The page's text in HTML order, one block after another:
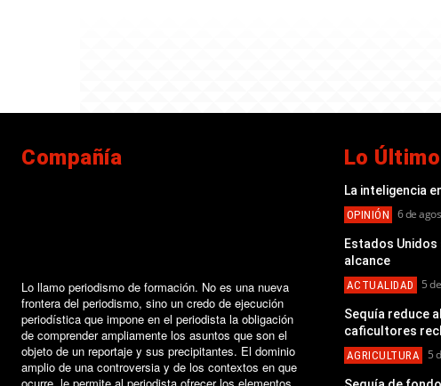
Compañía
Lo llamo periodismo de formación. No es una nueva
frontera del periodismo, sino un credo de ejecución
periodística que impone en el periodista la obligación
de comprender ampliamente los asuntos que son el
objeto de un reportaje y sus precipitantes. El dominio
amplio de una controversia y de los contextos en que
ocurre, le permite al periodista ofrecer los elementos
Lo Último
La inteligencia
OPINIÓN 6 de
Estados
alcance
ACTUALIDAD 5
Sequía reduce
caficultores
AGRICULTURA 5